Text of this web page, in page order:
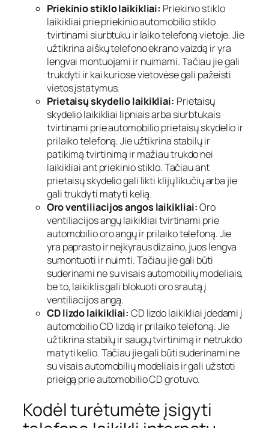
Priekinio stiklo laikikliai: Priekinio stiklo
laikikliai prie priekinio automobilio stiklo
tvirtinami siurbtuku ir laiko telefoną vietoje. Jie
užtikrina aiškų telefono ekrano vaizdą ir yra
lengvai montuojami ir nuimami. Tačiau jie gali
trukdyti ir kai kuriose vietovėse gali pažeisti
vietos įstatymus.
Prietaisų skydelio laikikliai: Prietaisų
skydelio laikikliai lipniais arba siurbtukais
tvirtinami prie automobilio prietaisų skydelio ir
prilaiko telefoną. Jie užtikrina stabilų ir
patikimą tvirtinimą ir mažiau trukdo nei
laikikliai ant priekinio stiklo. Tačiau ant
prietaisų skydelio gali likti klijų likučių arba jie
gali trukdyti matyti kelią.
Oro ventiliacijos angos laikikliai:Oro
ventiliacijos angų laikikliai tvirtinami prie
automobilio oro angų ir prilaiko telefoną. Jie
yra paprasto ir neįkyraus dizaino, juos lengva
sumontuoti ir nuimti. Tačiau jie gali būti
suderinami ne su visais automobilių modeliais,
be to, laikiklis gali blokuoti oro srautą į
ventiliacijos angą.
CD lizdo laikikliai: CD lizdo laikikliai įdedami į
automobilio CD lizdą ir prilaiko telefoną. Jie
užtikrina stabilų ir saugų tvirtinimą ir netrukdo
matyti kelio. Tačiau jie gali būti suderinami ne
su visais automobilių modeliais ir gali užstoti
prieigą prie automobilio CD grotuvo.
Kodėl turėtumėte įsigyti